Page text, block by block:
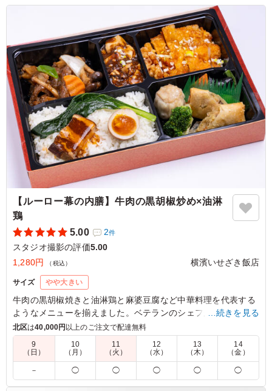
【ルーロー幕の内膳】牛肉の黒胡椒炒め×油淋
鶏
5.00
2件
スタジオ撮影の評価5.00
1,280円
（税込） 横濱いせざき飯店
サイズ やや大きい
牛肉の黒胡椒焼きと油淋鶏と麻婆豆腐など中華料理を代表する
ようなメニューを揃えました。ベテランのシェフが腕を振るっ
た絶品中華をお楽しみください。
5.0 株式会社デフレックストア
油淋鶏は、外は香ばしく中はジューシーに仕上がった鶏肉
に、香味野菜の風味が効いた甘酸っぱいたれがよく絡み、
…続きを見る
北区は40,000円 以上のご注文で配達無料
9
（日）
10
（月）
11
（火）
12
（水）
13
（木）
14
（金）
－ ◯ ◯ ◯ ◯ ◯